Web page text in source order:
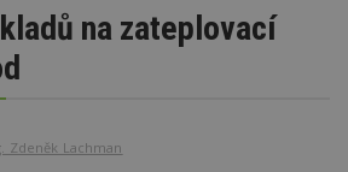
na zateplovací
Zdeněk Lachman